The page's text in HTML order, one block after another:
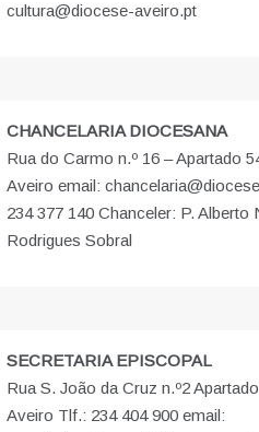
cultura@diocese-aveiro.pt
CHANCELARIA DIOCESANA
Rua do Carmo n.º 16 – Apartado
Aveiro email:
234 377 140 Chanceler: P. Alberto
Rodrigues Sobral
SECRETARIA EPISCOPAL
Rua S. João da Cruz n.º2
Aveiro Tlf.: 234 404 900 email: